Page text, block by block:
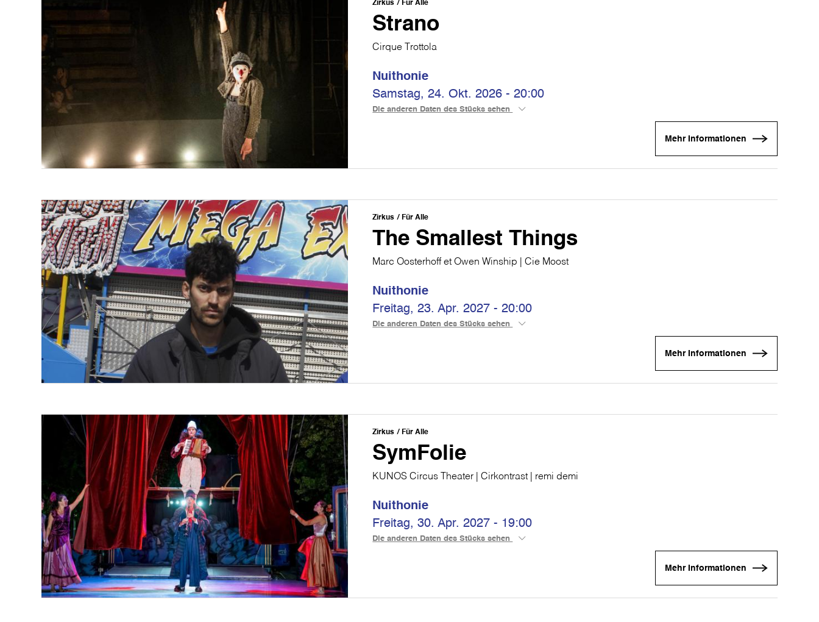
Zirkus Für Alle
Strano
Cirque Trottola
Nuithonie
Samstag, 24. Okt. 2026 - 20:00
Die anderen Daten des Stücks sehen
Mehr Informationen
Zirkus Für Alle
The Smallest Things
Marc Oosterhoff et Owen Winship | Cie Moost
Nuithonie
Freitag, 23. Apr. 2027 - 20:00
Die anderen Daten des Stücks sehen
Mehr Informationen
Zirkus Für Alle
SymFolie
KUNOS Circus Theater | Cirkontrast | remi demi
Nuithonie
Freitag, 30. Apr. 2027 - 19:00
Die anderen Daten des Stücks sehen
Mehr Informationen